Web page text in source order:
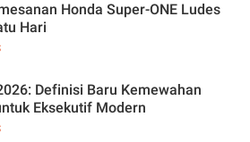
Honda Super-ONE Ludes
Hari
Definisi Baru Kemewahan
Eksekutif Modern